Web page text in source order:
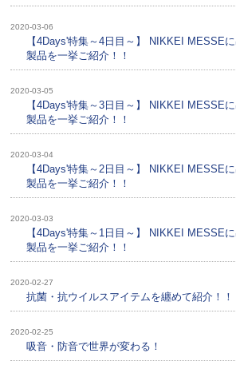
2020-03-06
【4Days'特集～4日目～】 NIKKEI MESSE
製品を一挙ご紹介！！
2020-03-05
【4Days'特集～3日目～】 NIKKEI MESSE
製品を一挙ご紹介！！
2020-03-04
【4Days'特集～2日目～】 NIKKEI MESSE
製品を一挙ご紹介！！
2020-03-03
【4Days'特集～1日目～】 NIKKEI MESSE
製品を一挙ご紹介！！
2020-02-27
抗菌・抗ウイルスアイテムを纏めて紹介！！
2020-02-25
吸音・防音で世界が変わる！